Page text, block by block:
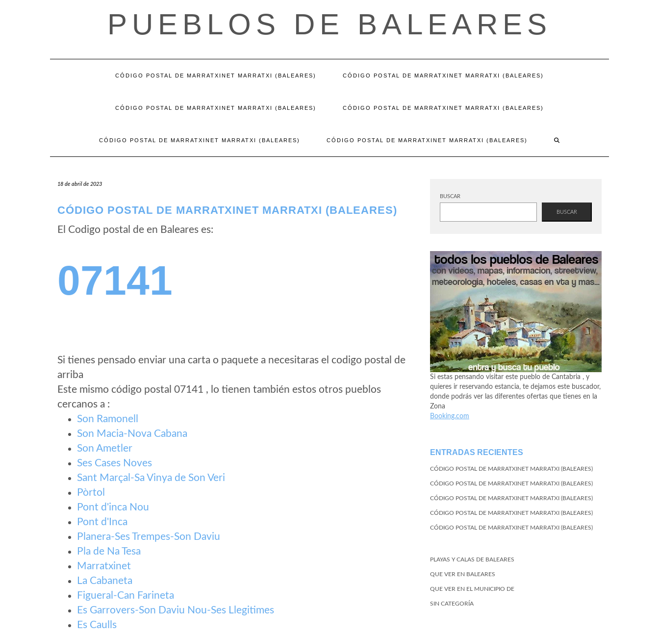
PUEBLOS DE BALEARES
CÓDIGO POSTAL DE MARRATXINET MARRATXI (BALEARES) CÓDIGO POSTAL DE MARRATXINET MARRATXI (BALEARES)
CÓDIGO POSTAL DE MARRATXINET MARRATXI (BALEARES) CÓDIGO POSTAL DE MARRATXINET MARRATXI (BALEARES)
CÓDIGO POSTAL DE MARRATXINET MARRATXI (BALEARES) CÓDIGO POSTAL DE MARRATXINET MARRATXI (BALEARES)
18 de abril de 2023
CÓDIGO POSTAL DE MARRATXINET MARRATXI (BALEARES)
El Codigo postal de en Baleares es:
07141
Si tienes pensado enviar una carta o paquete a necesitaras el codigo postal de
arriba
Este mismo código postal 07141 , lo tienen también estos otros pueblos
cercanos a :
Son Ramonell
Son Macia-Nova Cabana
Son Ametler
Ses Cases Noves
Sant Marçal-Sa Vinya de Son Veri
Pòrtol
Pont d'inca Nou
Pont d'Inca
Planera-Ses Trempes-Son Daviu
Pla de Na Tesa
Marratxinet
La Cabaneta
Figueral-Can Farineta
Es Garrovers-Son Daviu Nou-Ses Llegitimes
Es Caulls
BUSCAR
BUSCAR
Si estas pensando visitar este pueblo de Cantabria , y
quieres ir reservando estancia, te dejamos este buscador,
donde podrás ver las diferentes ofertas que tienes en la
Zona
Booking.com
ENTRADAS RECIENTES
CÓDIGO POSTAL DE MARRATXINET MARRATXI (BALEARES)
CÓDIGO POSTAL DE MARRATXINET MARRATXI (BALEARES)
CÓDIGO POSTAL DE MARRATXINET MARRATXI (BALEARES)
CÓDIGO POSTAL DE MARRATXINET MARRATXI (BALEARES)
CÓDIGO POSTAL DE MARRATXINET MARRATXI (BALEARES)
PLAYAS Y CALAS DE BALEARES
QUE VER EN BALEARES
QUE VER EN EL MUNICIPIO DE
SIN CATEGORÍA